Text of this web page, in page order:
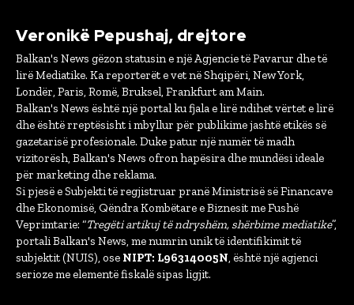
Veronikë Pepushaj, drejtore
Balkan's News gëzon statusin e një Agjencie të Pavarur dhe të
lirë Mediatike. Ka reporterët e vet në Shqipëri, New York,
Londër, Paris, Romë, Bruksel, Frankfurt am Main.
Balkan's News është një portal ku fjala e lirë ndihet vërtet e lirë
dhe është rreptësisht i mbyllur për publikime jashtë etikës së
gazetarisë profesionale. Duke patur një numër të madh
vizitorësh, Balkan's News ofron hapësira dhe mundësi ideale
për marketing dhe reklama.
Si pjesë e Subjekti të regjistruar pranë Ministrisë së Financave
dhe Ekonomisë, Qëndra Kombëtare e Biznesit me Fushë
Veprimtarie: “Tregëti artikuj të ndryshëm, shërbime mediatike”,
portali Balkan's News, me numrin unik të identifikimit të
subjektit (NUIS), ose NIPT: L96314005N, është një agjenci
serioze me elementë fiskalë sipas ligjit.